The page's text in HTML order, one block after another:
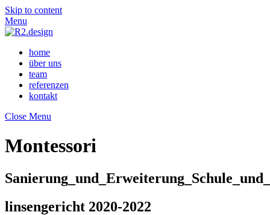
Skip to content
Menu
home
über uns
team
referenzen
kontakt
Close Menu
Montessori
linsengericht 2020-2022